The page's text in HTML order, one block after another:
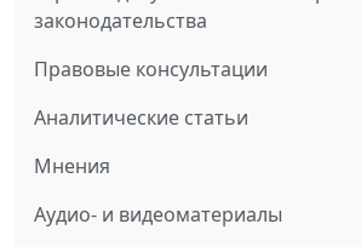
законодательства
Правовые консультации
Аналитические статьи
Мнения
Аудио- и видеоматериалы